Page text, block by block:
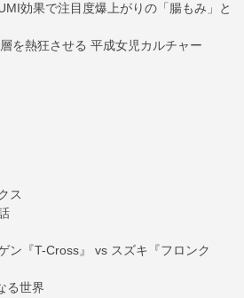
効果で注目度爆上がりの「腸もみ」と
を熱狂させる 平成女児カルチャー
ス
ン『T-Cross』 vs スズキ『フロンク
る世界